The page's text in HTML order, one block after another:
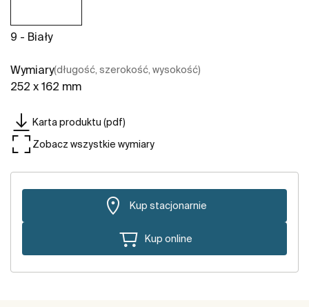
9 - Biały
Wymiary(długość, szerokość, wysokość)
252 x 162 mm
Karta produktu (pdf)
Zobacz wszystkie wymiary
Kup stacjonarnie
Kup online